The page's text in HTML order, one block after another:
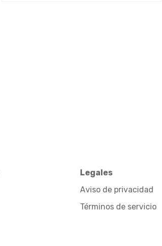
Legales
Aviso de privacidad
Términos de servicio